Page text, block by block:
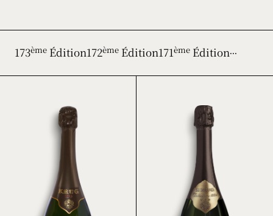
173èmeÉdition172èmeÉdition171èmeÉdition